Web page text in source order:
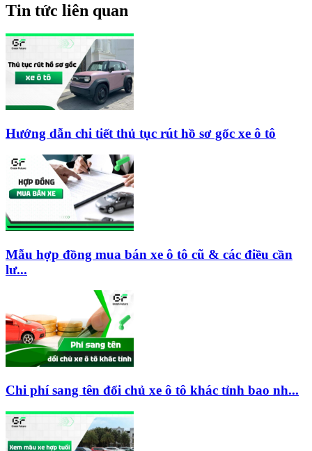
Tin tức liên quan
Hướng dẫn chi tiết thủ tục rút hồ sơ gốc xe ô tô
Mẫu hợp đồng mua bán xe ô tô cũ & các điều cần
lư...
Chi phí sang tên đổi chủ xe ô tô khác tỉnh bao nh...